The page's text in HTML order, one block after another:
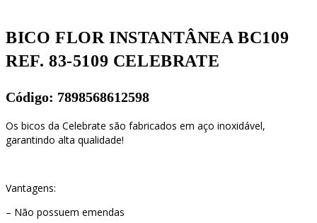
BICO FLOR INSTANTÂNEA BC109
REF. 83-5109 CELEBRATE
Código: 7898568612598
Os bicos da Celebrate são fabricados em aço inoxidável,
garantindo alta qualidade!
Vantagens:
– Não possuem emendas